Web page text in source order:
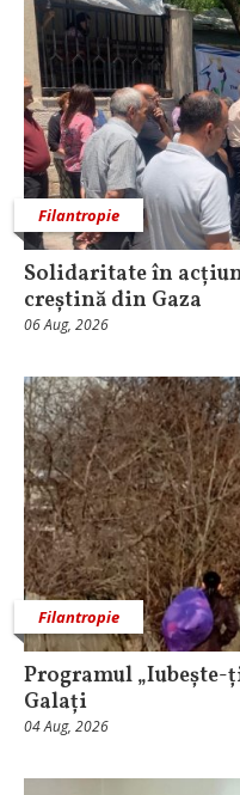
Filantropie
Solidaritate în
creștină din Gaza
06 Aug, 2026
Filantropie
Programul
Galați
04 Aug, 2026